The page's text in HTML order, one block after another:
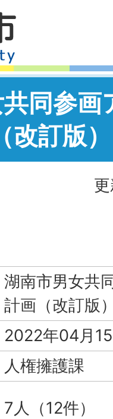
同参画
改訂版
湖南市男女共
計画（改訂版
2022年04月
人権擁護課
7人（12件）